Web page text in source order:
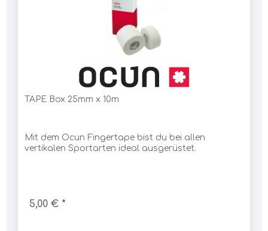
TAPE Box 25mm x 10m
Mit dem Ocun Fingertape bist du bei allen
vertikalen Sportarten ideal ausgerüstet.
5,00 € *